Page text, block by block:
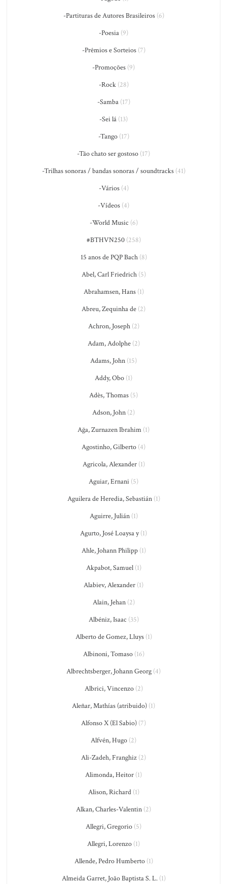
-Partituras de Autores Brasileiros(6)
-Poesia (9)
-Prêmios e Sorteios(7)
-Promoções (9)
-Rock(28)
-Samba(17)
-Sei lá (13)
-Tango(17)
-Tão chato ser gostoso (17)
-Trilhas sonoras / bandas sonoras / soundtracks(41)
-Vários(4)
-Vídeos (4)
-World Music (6)
#BTHVN250(258)
15 anos de PQP Bach(8)
Abel, Carl Friedrich(5)
Abrahamsen, Hans(1)
Abreu, Zequinha de (2)
Achron, Joseph(2)
Adam, Adolphe(2)
Adams, John (15)
Addy, Obo (1)
Adès, Thomas (5)
Adson, John (2)
Ağa, Zurnazen Ibrahim (1)
Agostinho, Gilberto (4)
Agricola, Alexander(1)
Aguiar, Ernani (5)
Aguilera de Heredia, Sebastián(1)
Aguirre, Julián(1)
Agurto, José Loaysa y(1)
Ahle, Johann Philipp(1)
Akpabot, Samuel(1)
Alabiev, Alexander (1)
Alain, Jehan(2)
Albéniz, Isaac (35)
Alberto de Gomez, Lluys(1)
Albinoni, Tomaso(16)
Albrechtsberger, Johann Georg (4)
Albrici, Vincenzo(2)
Aleñar, Mathías (atribuido) (1)
Alfonso X (El Sabio) (7)
Alfvén, Hugo (2)
Ali-Zadeh, Franghiz (2)
Alimonda, Heitor (1)
Alison, Richard(1)
Alkan, Charles-Valentin (2)
Allegri, Gregorio (5)
Allegri, Lorenzo (1)
Allende, Pedro Humberto(1)
Almeida Garret, João Baptista S. L.(1)